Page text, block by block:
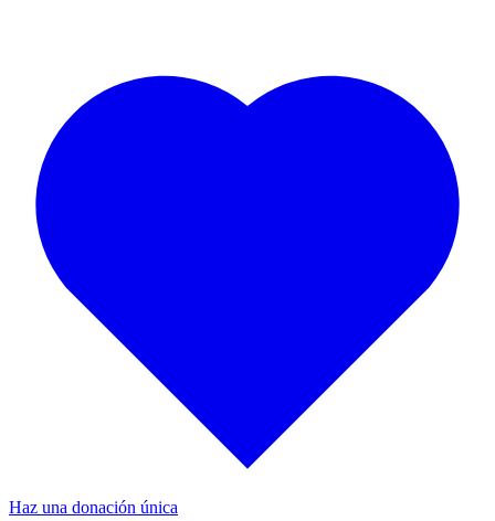
Haz una donación única